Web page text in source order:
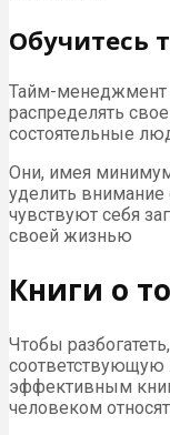
Обучитесь
Тайм-менеджмент
распределять
состоятельные
Они, имея
уделить
чувствуют себя
своей жизнью
Книги о
Чтобы
соответствующую
эффективным
человеком